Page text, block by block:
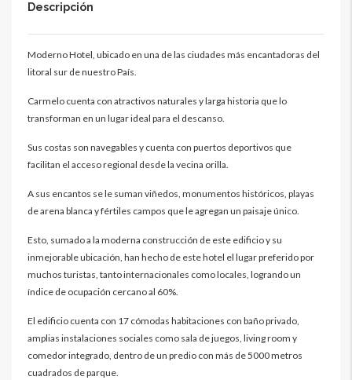
Descripción
Moderno Hotel, ubicado en una de las ciudades más encantadoras del
litoral sur de nuestro País.
Carmelo cuenta con atractivos naturales y larga historia que lo
transforman en un lugar ideal para el descanso.
Sus costas son navegables y cuenta con puertos deportivos que
facilitan el acceso regional desde la vecina orilla.
A sus encantos se le suman viñedos, monumentos históricos, playas
de arena blanca y fértiles campos que le agregan un paisaje único.
Esto, sumado a la moderna construcción de este edificio y su
inmejorable ubicación, han hecho de este hotel el lugar preferido por
muchos turistas, tanto internacionales como locales, logrando un
índice de ocupación cercano al 60%.
El edificio cuenta con 17 cómodas habitaciones con baño privado,
amplias instalaciones sociales como sala de juegos, living room y
comedor integrado, dentro de un predio con más de 5000 metros
cuadrados de parque.